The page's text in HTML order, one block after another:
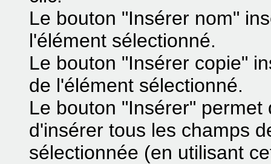
Le bouton "Insérer nom"
l'élément sélectionné.
Le bouton "Insérer copie"
de l'élément sélectionné.
Le bouton "Insérer"
d'insérer tous les champs
sélectionnée (en utilisant